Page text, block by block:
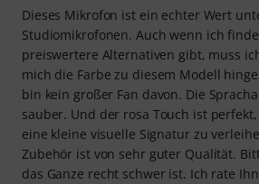
Dieses Mikrofon ist ein echter Wert
Studiomikrofonen. Auch wenn ich
preiswertere Alternativen gibt, muss
mich die Farbe zu diesem Modell
bin kein großer Fan davon. Die
sauber. Und der rosa Touch ist
eine kleine visuelle Signatur zu
Zubehör ist von sehr guter Qualität.
das Ganze recht schwer ist. Ich rate